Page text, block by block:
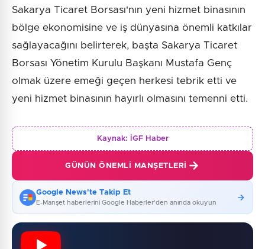
Sakarya Ticaret Borsası'nın yeni hizmet binasının
bölge ekonomisine ve iş dünyasına önemli katkılar
sağlayacağını belirterek, başta Sakarya Ticaret
Borsası Yönetim Kurulu Başkanı Mustafa Genç
olmak üzere emeği geçen herkesi tebrik etti ve
yeni hizmet binasının hayırlı olmasını temenni etti.
Kaynak: İGF Haber
GÜNÜN ÖNEMLI MANŞETLERI
Google News'te Takip Et
E-Manşet haberlerini Google Haberler'den anında okuyun